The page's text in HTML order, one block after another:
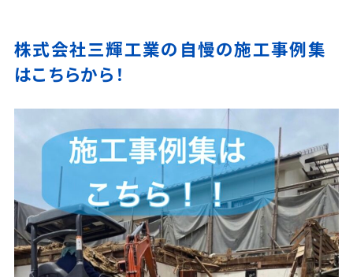
株式会社三輝工業の自慢の施工事例集
はこちらから！